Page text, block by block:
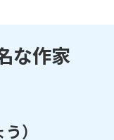
な作家
）